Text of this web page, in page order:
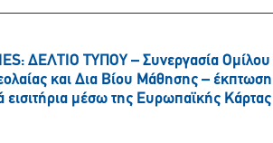
ΔΕΛΤΙΟ ΤΥΠΟΥ – Συνεργασία Ομίλου
και Δια Βίου Μάθησης – έκπτωση
εισιτήρια μέσω της Ευρωπαϊκής Κάρτας